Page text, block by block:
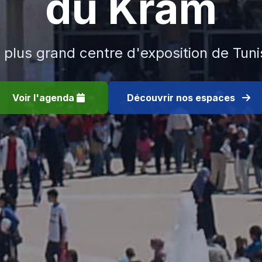
plus grand centre d'exposition de
Voir l'agenda Découvrir nos espaces